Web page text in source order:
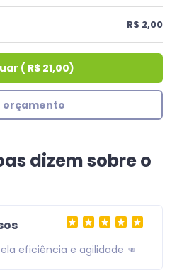
R$ 2,00
( R$ 21,00)
orçamento
dizem sobre o
eficiência e agilidade 👊